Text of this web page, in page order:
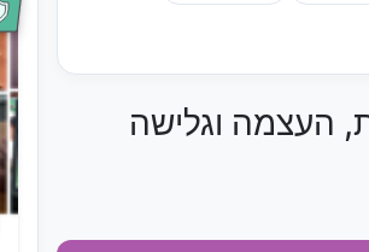
העצמה וגלישה